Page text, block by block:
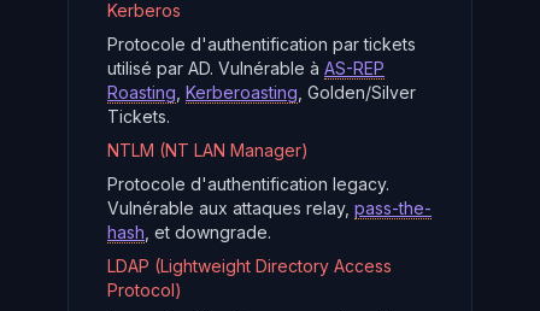
Kerberos
Protocole d'authentification par tickets
utilisé par AD. Vulnérable à AS-REP
Roasting Kerberoasting , Golden/Silver
Tickets.
NTLM (NT LAN Manager)
Protocole d'authentification legacy.
Vulnérable aux attaques relay, pass-the-
hash , et downgrade.
LDAP (Lightweight Directory Access
Protocol)